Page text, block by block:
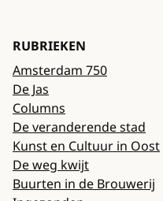
RUBRIEKEN
Amsterdam 750
De Jas
Columns
De veranderende stad
Kunst en Cultuur in Oost
De weg kwijt
Buurten in de Brouwerij